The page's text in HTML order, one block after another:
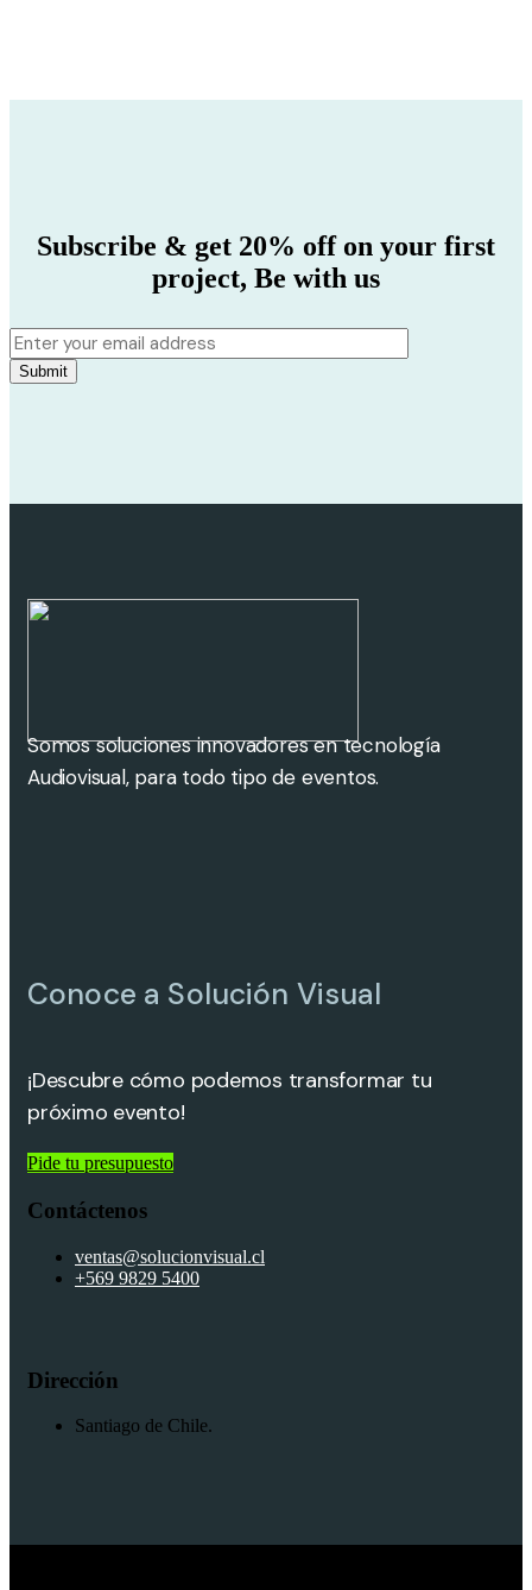
Subscribe & get 20% off on your first
project, Be with us
Submit
Somos soluciones innovadores en tecnología
Audiovisual, para todo tipo de eventos.
Conoce a Solución Visual
¡Descubre cómo podemos transformar tu
próximo evento!
Pide tu presupuesto
Contáctenos
ventas@solucionvisual.cl
+569 9829 5400
Dirección
Santiago de Chile.